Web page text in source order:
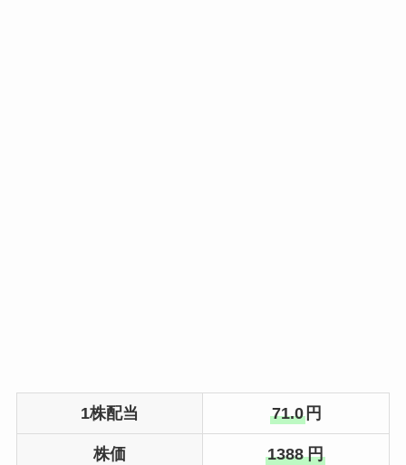
1株配当 71.0円
株価 1388 円